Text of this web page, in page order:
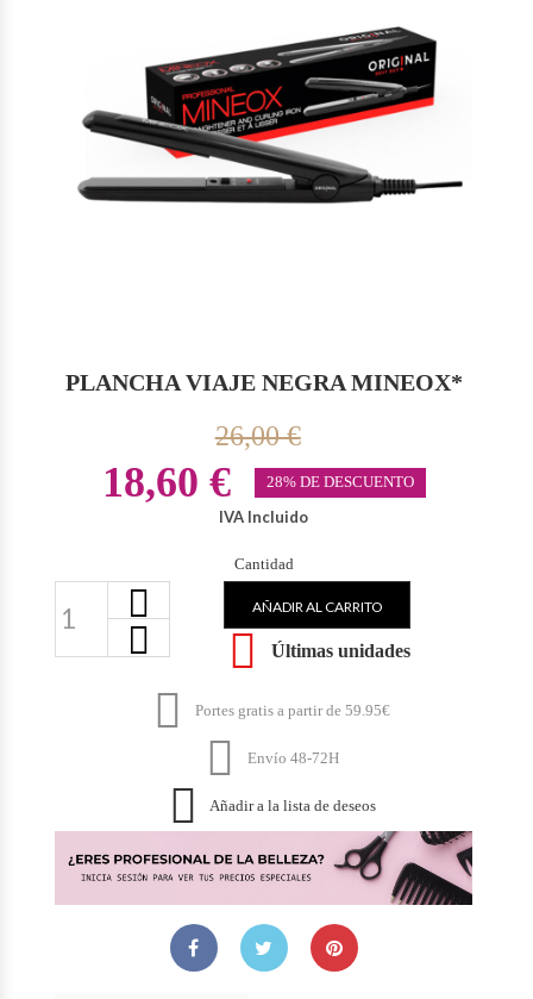
PLANCHA VIAJE NEGRA MINEOX*
26,00 €
18,60 € 28% DE DESCUENTO
IVA Incluido
Cantidad
AÑADIR AL CARRITO
 Últimas unidades
 Portes gratis a partir de 59.95€
 Envío 48-72H
 Añadir a la lista de deseos